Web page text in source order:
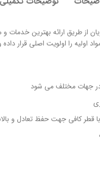
از طریق ارائه بهترین
داده و از سال 1374 فعالیت خود را
جهات مختلف می شود
قطر کافی جهت حفظ تعادل و